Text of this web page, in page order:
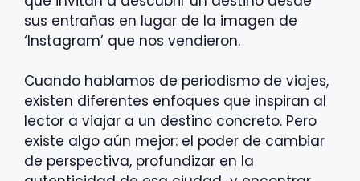
sus entrañas en lugar de la imagen de
‘Instagram’ que nos vendieron.
Cuando hablamos de periodismo de viajes,
existen diferentes enfoques que inspiran al
lector a viajar a un destino concreto. Pero
existe algo aún mejor: el poder de cambiar
de perspectiva, profundizar en la